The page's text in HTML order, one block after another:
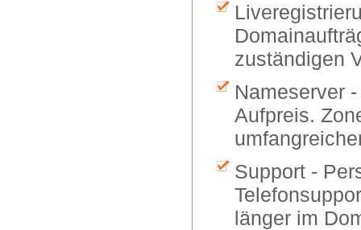
zuständigen
Nameserver
Aufpreis.
Support -
länger im